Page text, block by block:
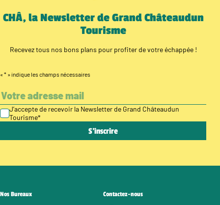
CHÂ, la Newsletter de Grand Châteaudun
Tourisme
Recevez tous nos bons plans pour profiter de votre échappée !
« * » indique les champs nécessaires
J’accepte de recevoir la Newsletter de Grand Châteaudun
Tourisme*
Nos Bureaux Contactez-nous